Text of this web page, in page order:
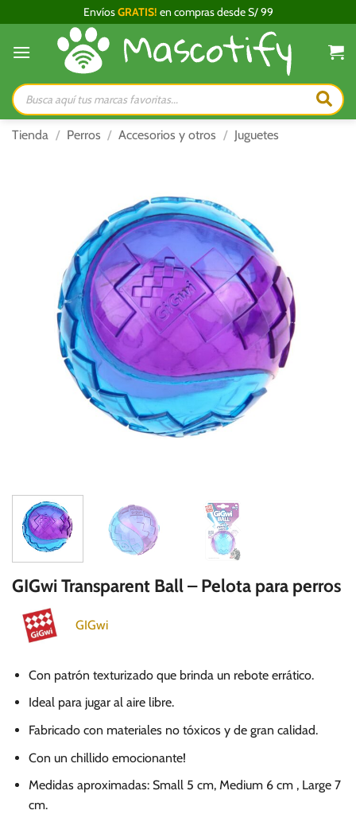
al
contenido
EnvíosGRATIS! en compras desde S/ 99
Búsqueda
de
productos
Tienda / Perros / Accesorios y otros / Juguetes
GIGwi Transparent Ball – Pelota para perros
GIGwi
Con patrón texturizado que brinda un rebote errático.
Ideal para jugar al aire libre.
Fabricado con materiales no tóxicos y de gran calidad.
Con un chillido emocionante!
Medidas aproximadas: Small 5 cm, Medium 6 cm , Large 7
cm.